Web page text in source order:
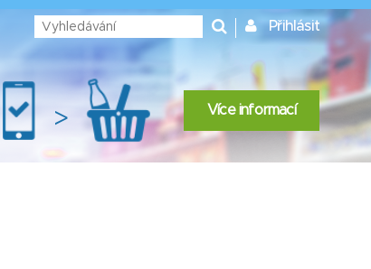
Přihlásit
> Více informací